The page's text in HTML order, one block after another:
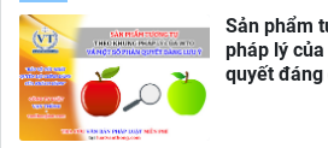
Sản phẩm
pháp lý
quyết đáng